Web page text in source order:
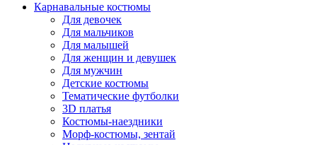
Карнавальные костюмы
Для девочек
Для мальчиков
Для малышей
Для женщин и девушек
Для мужчин
Детские костюмы
Тематические футболки
3D платья
Костюмы-наездники
Морф-костюмы, зентай